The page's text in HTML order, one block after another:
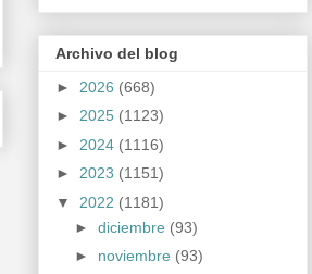
Archivo del blog
► 2026 (668)
► 2025 (1123)
► 2024 (1116)
► 2023 (1151)
▼ 2022 (1181)
► diciembre (93)
► noviembre (93)